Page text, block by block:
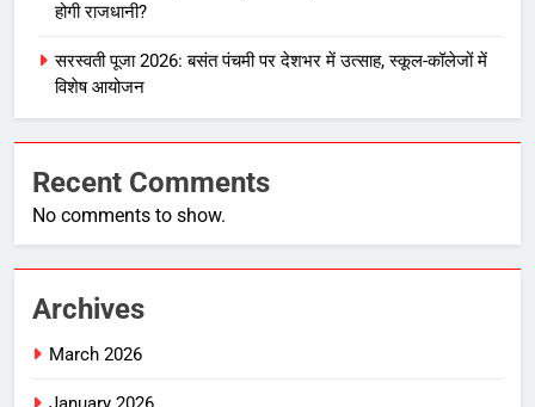
होगी राजधानी?
सरस्वती पूजा 2026: बसंत पंचमी पर देशभर में उत्साह, स्कूल-कॉलेजों में
विशेष आयोजन
Recent Comments
No comments to show.
Archives
March 2026